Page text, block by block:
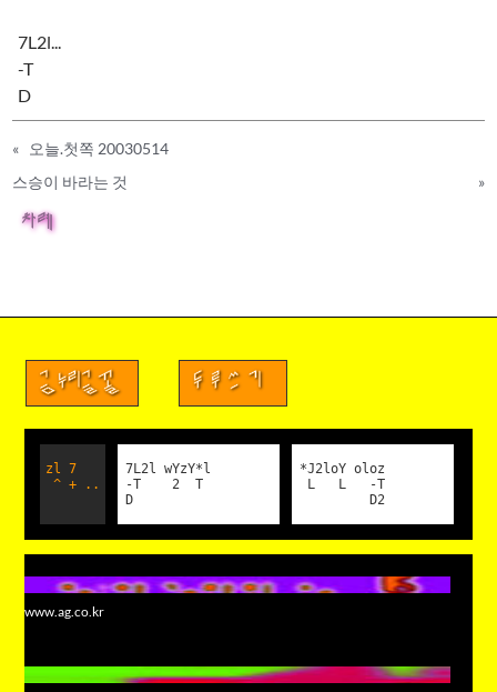
7L2l...
-T
D
«
오늘.첫쪽 20030514
스승이 바라는 것
»
차례
금누리글꼴 두루쓰기
zl 7
^ + ..
7L2l wYzY*l
-T 2 T
D
*J2loY oloz
L L -T
D2
www.ag.co.kr